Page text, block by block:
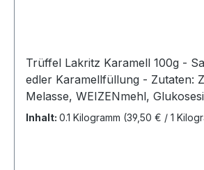
Trüffel Lakritz Karamell 100g -
edler Karamellfüllung - Zutaten:
Melasse, WEIZENmehl,
Süßholzwurzelextrakt,
Inhalt: 0.1 Kilogramm (39,50 € / 1